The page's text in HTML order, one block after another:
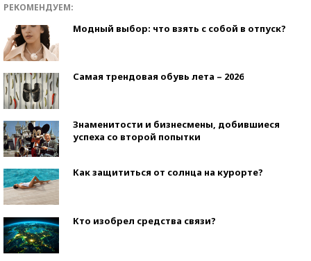
РЕКОМЕНДУЕМ:
Модный выбор: что взять с собой в отпуск?
Самая трендовая обувь лета – 2026
Знаменитости и бизнесмены, добившиеся
успеха со второй попытки
Как защититься от солнца на курорте?
Кто изобрел средства связи?